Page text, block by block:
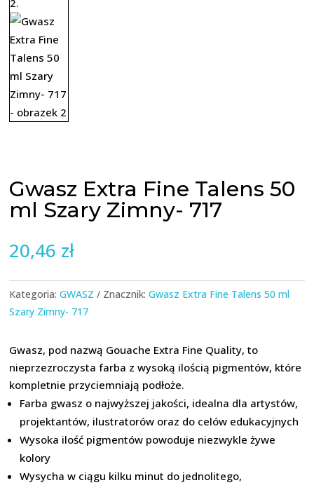
Gwasz Extra Fine Talens 50
ml Szary Zimny- 717
20,46 zł
Kategoria:GWASZ Znacznik:Gwasz Extra Fine Talens 50 ml
Szary Zimny- 717
Gwasz, pod nazwą Gouache Extra Fine Quality, to
nieprzezroczysta farba z wysoką ilością pigmentów, które
kompletnie przyciemniają podłoże.
Farba gwasz o najwyższej jakości, idealna dla artystów,
projektantów, ilustratorów oraz do celów edukacyjnych
Wysoka ilość pigmentów powoduje niezwykle żywe
kolory
Wysycha w ciągu kilku minut do jednolitego,